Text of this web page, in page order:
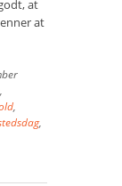
at
at
,
,
,